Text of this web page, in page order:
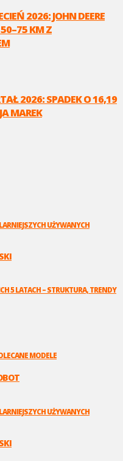
2026: JOHN DEERE
50–75 KM Z
2026: SPADEK O 16,19
MAREK
UŻYWANYCH
5 LATACH – STRUKTURA, TRENDY
MODELE
UŻYWANYCH